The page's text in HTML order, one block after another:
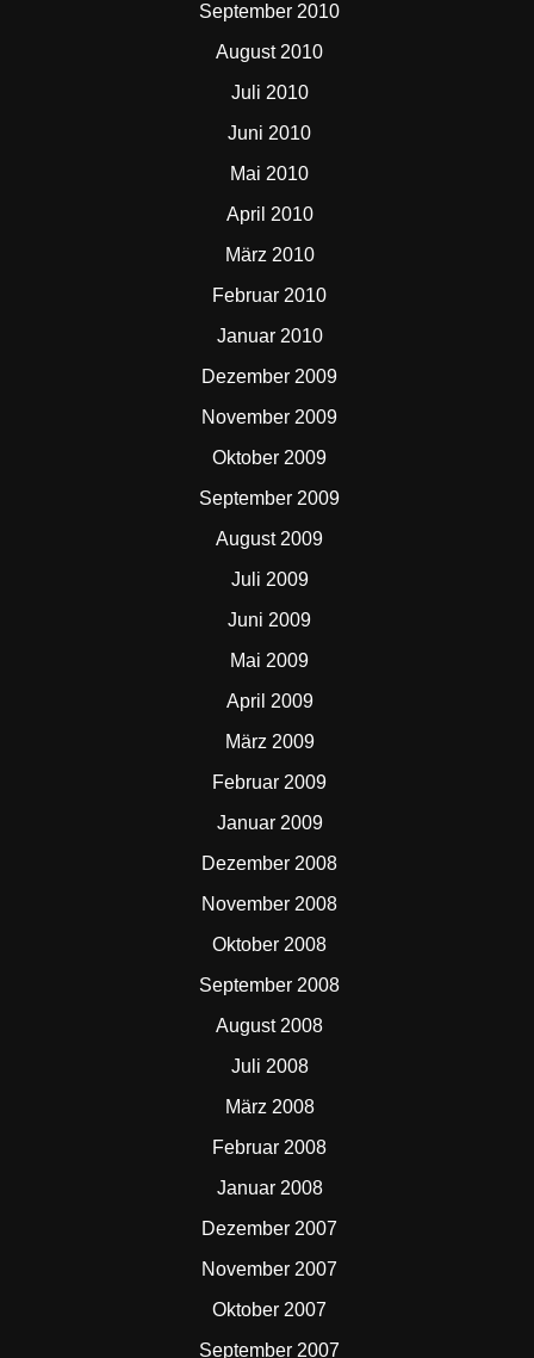
September 2010
August 2010
Juli 2010
Juni 2010
Mai 2010
April 2010
März 2010
Februar 2010
Januar 2010
Dezember 2009
November 2009
Oktober 2009
September 2009
August 2009
Juli 2009
Juni 2009
Mai 2009
April 2009
März 2009
Februar 2009
Januar 2009
Dezember 2008
November 2008
Oktober 2008
September 2008
August 2008
Juli 2008
März 2008
Februar 2008
Januar 2008
Dezember 2007
November 2007
Oktober 2007
September 2007